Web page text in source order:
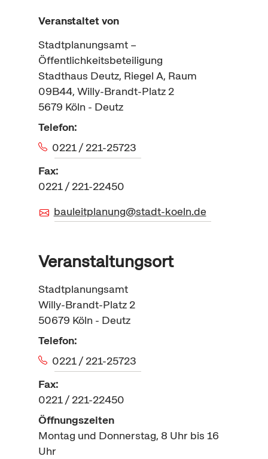
Veranstaltet von
Stadtplanungsamt –
Öffentlichkeitsbeteiligung
Stadthaus Deutz, Riegel A, Raum
09B44, Willy-Brandt-Platz 2
5679 Köln - Deutz
Telefon:
0221 / 221-25723
Fax:
0221 / 221-22450
bauleitplanung@stadt-koeln.de
Veranstaltungsort
Stadtplanungsamt
Willy-Brandt-Platz 2
50679 Köln - Deutz
Telefon:
0221 / 221-25723
Fax:
0221 / 221-22450
Öffnungszeiten
Montag und Donnerstag, 8 Uhr bis 16
Uhr